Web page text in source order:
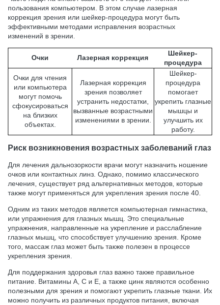
пользования компьютером. В этом случае лазерная
коррекция зрения или шейкер-процедура могут быть
эффективными методами исправления возрастных
изменений в зрении.
Очки Лазерная коррекция
Шейкер-
процедура
Очки для чтения
или компьютера
могут помочь
сфокусироваться
на близких
объектах.
Лазерная коррекция
зрения позволяет
устранить недостатки,
вызванные возрастными
изменениями в зрении.
Шейкер-
процедура
помогает
укрепить глазные
мышцы и
улучшить их
работу.
Риск возникновения возрастных заболеваний глаз
Для лечения дальнозоркости врачи могут назначить ношение
очков или контактных линз. Однако, помимо классического
лечения, существует ряд альтернативных методов, которые
также могут применяться для укрепления зрения после 40.
Одним из таких методов является компьютерная гимнастика,
или упражнения для глазных мышц. Это специальные
упражнения, направленные на укрепление и расслабление
глазных мышц, что способствует улучшению зрения. Кроме
того, массаж глаз может быть также полезен в процессе
укрепления зрения.
Для поддержания здоровья глаз важно также правильное
питание. Витамины A, C и E, а также цинк являются особенно
полезными для зрения и помогают укрепить глазные ткани. Их
можно получить из различных продуктов питания, включая